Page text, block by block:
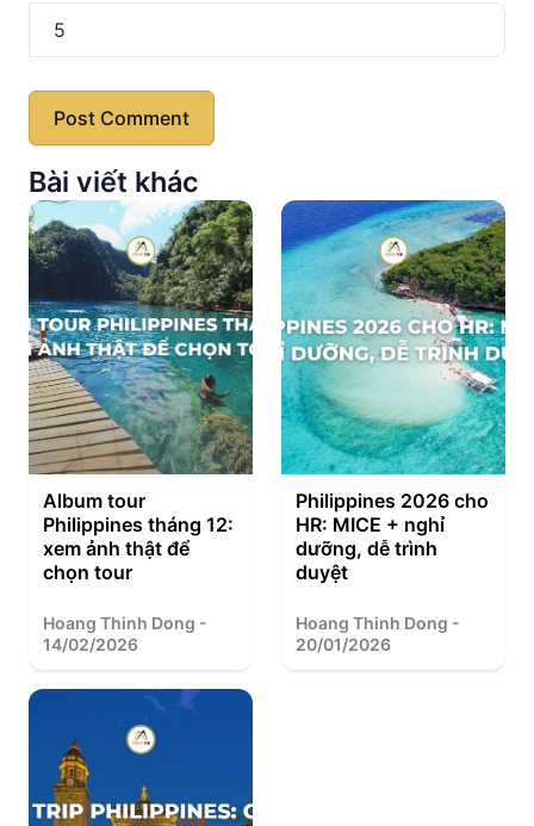
Bài viết khác
Album tour
Philippines tháng 12:
xem ảnh thật để
chọn tour
Hoang Thinh Dong -
14/02/2026
Philippines 2026 cho
HR: MICE + nghỉ
dưỡng, dễ trình
duyệt
Hoang Thinh Dong -
20/01/2026